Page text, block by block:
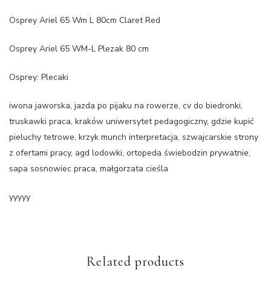
Osprey Ariel 65 Wm L 80cm Claret Red
Osprey Ariel 65 WM-L Plezak 80 cm
Osprey: Plecaki
iwona jaworska, jazda po pijaku na rowerze, cv do biedronki,
truskawki praca, kraków uniwersytet pedagogiczny, gdzie kupić
pieluchy tetrowe, krzyk munch interpretacja, szwajcarskie strony
z ofertami pracy, agd lodowki, ortopeda świebodzin prywatnie,
sapa sosnowiec praca, małgorzata cieśla
yyyyy
Related products